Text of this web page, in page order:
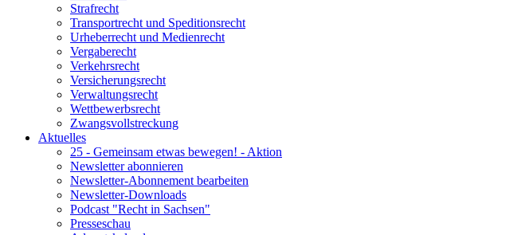
Strafrecht
Transportrecht und Speditionsrecht
Urheberrecht und Medienrecht
Vergaberecht
Verkehrsrecht
Versicherungsrecht
Verwaltungsrecht
Wettbewerbsrecht
Zwangsvollstreckung
Aktuelles
25 - Gemeinsam etwas bewegen! - Aktion
Newsletter abonnieren
Newsletter-Abonnement bearbeiten
Newsletter-Downloads
Podcast "Recht in Sachsen"
Presseschau